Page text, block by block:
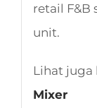
retail F&B
unit.
Lihat
Mixer